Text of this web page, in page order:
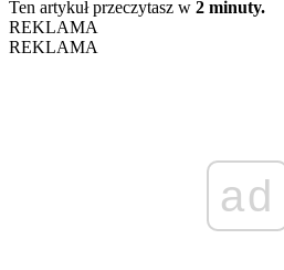
Ten artykuł przeczytasz w 2 minuty.
REKLAMA
REKLAMA
ad